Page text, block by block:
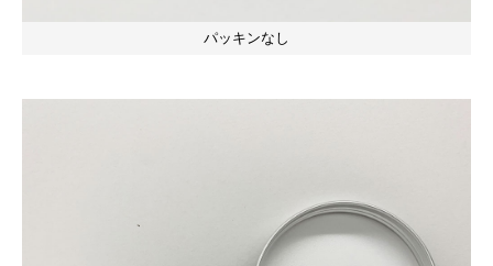
パッキンなし